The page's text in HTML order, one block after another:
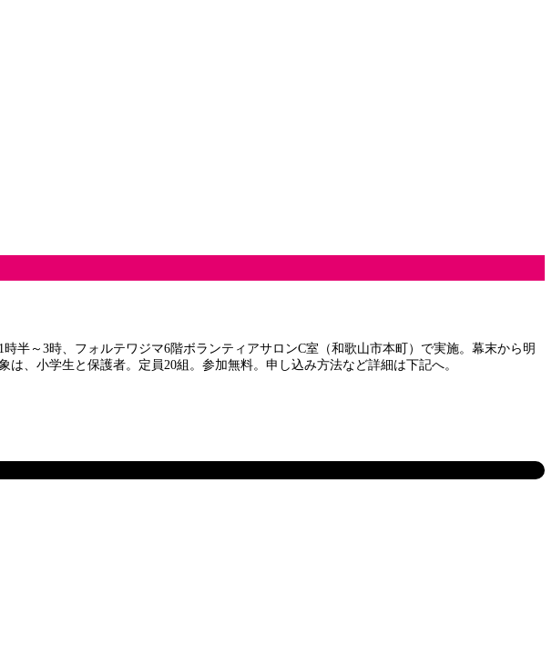
半～3時、フォルテワジマ6階ボランティアサロンC室（和歌山市本町）で実施。幕末から明
、小学生と保護者。定員20組。参加無料。申し込み方法など詳細は下記へ。